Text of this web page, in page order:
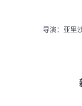
导演：亚里